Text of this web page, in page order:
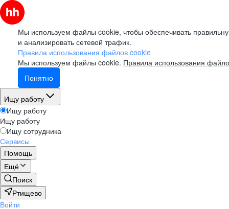
Мы используем файлы cookie, чтобы обеспечивать
и анализировать сетевой трафик.
Правила использования файлов cookie
Мы используем файлы cookie. Правила использования
Понятно
Ищу работу
Ищу работу
Ищу работу
Ищу сотрудника
Сервисы
Помощь
Ещё
Поиск
Ртищево
Войти